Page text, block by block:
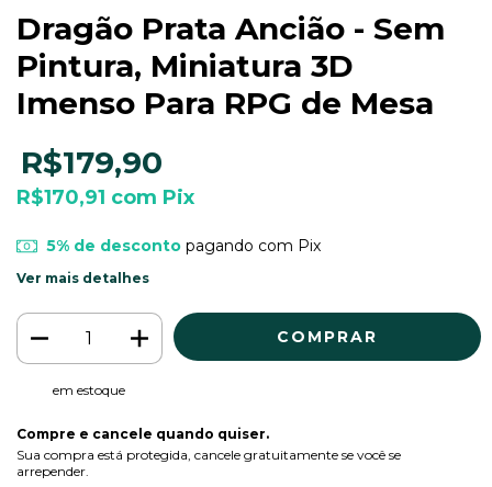
Dragão Prata Ancião - Sem
Pintura, Miniatura 3D
Imenso Para RPG de Mesa
R$179,90
R$170,91 com Pix
5% de descontopagando com Pix
Ver mais detalhes
em estoque
Compre e cancele quando quiser.
Sua compra está protegida, cancele gratuitamente se você se
arrepender.